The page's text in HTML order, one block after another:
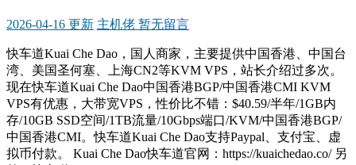
2026-04-16 更新 主机佬 暂无留言
快车道Kuai Che Dao，国人商家，主要提供中国香港、中国台
湾、美国圣何塞、上海CN2等KVM VPS，站长介绍过多次。
现在快车道Kuai Che Dao中国香港BGP/中国香港CMI KVM
VPS有优惠，大带宽VPS，性价比不错：$40.59/半年/1GB内
存/10GB SSD空间/1TB流量/10Gbps端口/KVM/中国香港BGP/
中国香港CMI。快车道Kuai Che Dao支持Paypal、支付宝、虚
拟币付款。 Kuai Che Dao快车道官网：https://kuaichedao.co/ 另